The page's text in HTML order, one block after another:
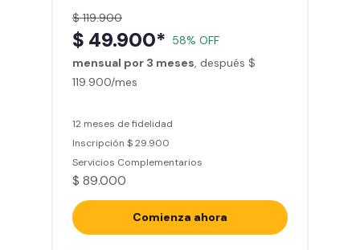
Smart Fit App (Tu plan de
entrenamiento personalizado)
Clases grupales con profesores*
(Sujeto a disponibilidad de salón
Acceso a todas las áreas de la
sede
$ 119.900
$ 49.900* 58% OFF
mensual por 3 meses , después $
119.900/mes
12 meses de fidelidad
Inscripción $ 29.900
Servicios Complementarios
$ 89.000
Comienza ahora